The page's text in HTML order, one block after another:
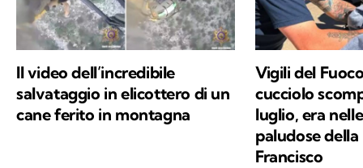
Il video dell’incredibile
salvataggio in elicottero di un
cane ferito in montagna
Vigili del
cucciolo
luglio, era
paludose della
Francisco